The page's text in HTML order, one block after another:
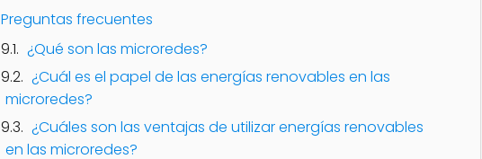
Preguntas frecuentes
¿Qué son las microredes?
¿Cuál es el papel de las energías renovables en las
microredes?
¿Cuáles son las ventajas de utilizar energías renovables
en las microredes?